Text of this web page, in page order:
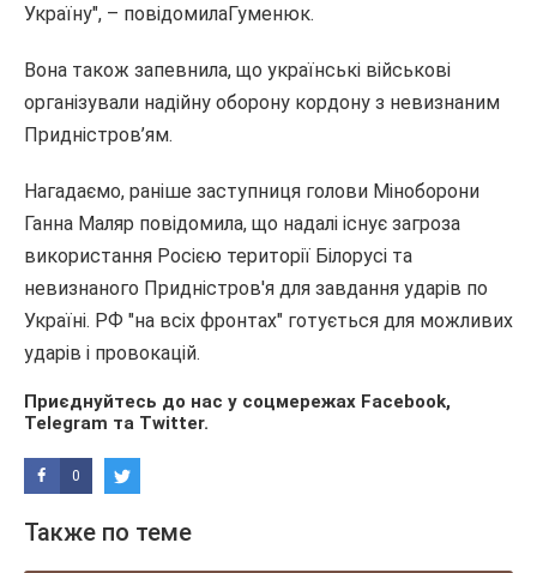
Україну", – повідомилаГуменюк.
Вона також запевнила, що українські військові
організували надійну оборону кордону з невизнаним
Придністров’ям.
Нагадаємо, раніше заступниця голови Міноборони
Ганна Маляр повідомила, що надалі існує загроза
використання Росією території Білорусі та
невизнаного Придністров'я для завдання ударів по
Україні. РФ "на всіх фронтах" готується для можливих
ударів і провокацій.
Приєднуйтесь до нас у соцмережах Facebook,
Telegram та Twitter.
0
Также по теме